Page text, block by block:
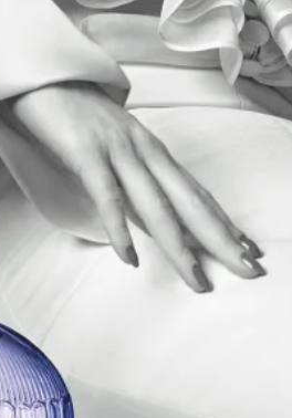
冷房・紫
燥」を防
クリーム
スメ＞ |
忙しい毎
ボ」を。
のお手入
かな肌を
シィ]